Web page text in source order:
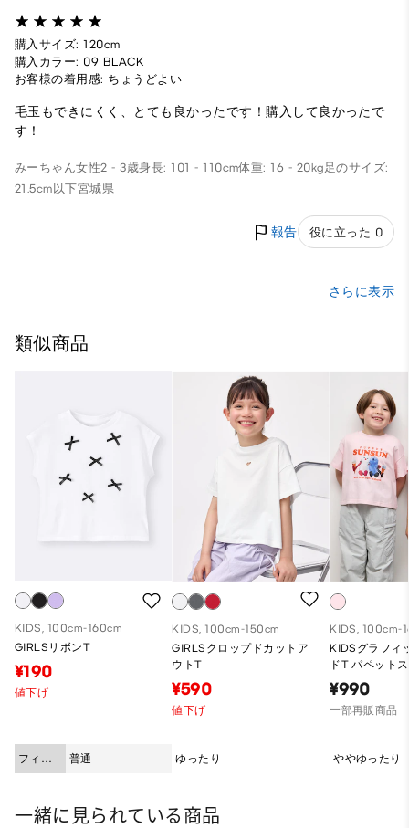
購入サイズ: 120cm
購入カラー: 09 BLACK
お客様の着用感: ちょうどよい
毛玉もできにくく、とても良かったです！購入して良かったで
す！
みーちゃん女性2 - 3歳身長: 101 - 110cm体重: 16 - 20kg足のサイズ:
21.5cm以下宮城県
報告 役に立った 0
さらに表示
類似商品
KIDS, 100cm-160cm
GIRLSリボンT
¥190
値下げ
フィッ
ト
普通
KIDS, 100cm-150cm
GIRLSクロップドカットア
ウトT
¥590
値下げ
ゆったり
KIDS, 100cm-
KIDSグラフィ
ドT パペット
¥990
一部再販商品
ややゆったり
一緒に見られている商品